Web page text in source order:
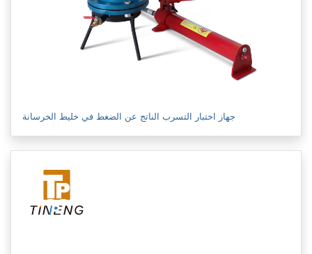
جهاز اختبار التسرب الناتج عن الضغط في خليط الخرسانة